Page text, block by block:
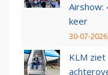
Airshow:
keer
30-07-
KLM